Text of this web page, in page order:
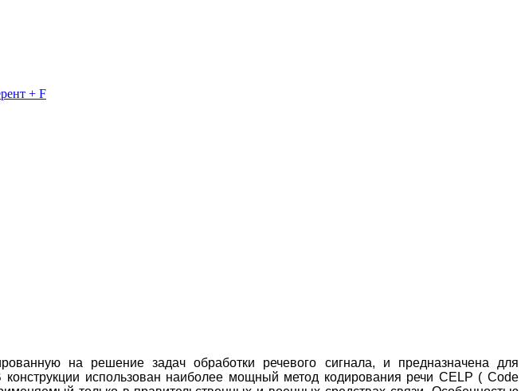
+ F
на решение задач обработки речевого сигнала, и предназначена для
использован наиболее мощный метод кодирования речи CELP ( Code